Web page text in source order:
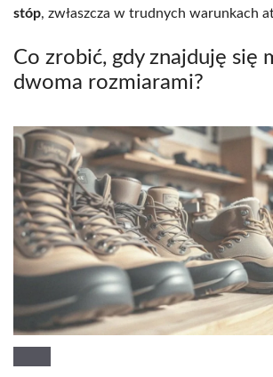
stóp, zwłaszcza w trudnych warunkach
Co zrobić, gdy znajduję się
dwoma rozmiarami?